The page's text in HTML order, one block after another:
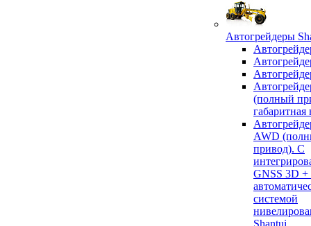
Автогрейдеры
(полный
габаритная
AWD
привод). С
GNSS 3D +
системой
Shantui